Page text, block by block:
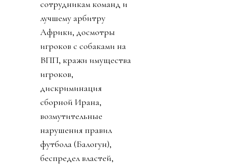
сотрудникам команд и
лучшему арбитру
Африки, досмотры
игроков с собаками на
ВПП, кражи имущества
игроков,
дискриминация
сборной Ирана,
возмутительные
нарушения правил
футбола (Балогун),
беспредел властей,